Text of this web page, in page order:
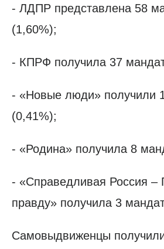
- ЛДПР представлена 58
(1,60%);
- КПРФ получила 37
- «Новые люди» получили
(0,41%);
- «Родина» получила 8
- «Справедливая Россия –
правду» получила 3
Самовыдвиженцы